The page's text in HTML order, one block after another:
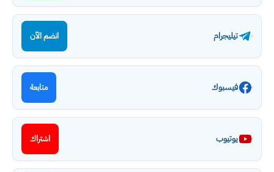
تيليجرام انضم الآن
فيسبوك متابعة
يوتيوب اشتراك